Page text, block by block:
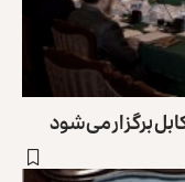
برگزار می‌شود